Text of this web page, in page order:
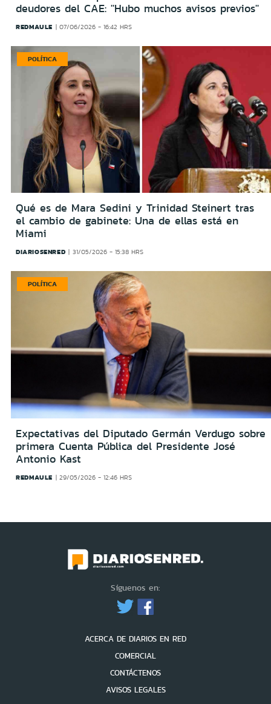
deudores del CAE: ''Hubo muchos avisos previos''
REDMAULE 07/06/2026 - 16:42 HRS
POLÍTICA
Qué es de Mara Sedini y Trinidad Steinert tras
el cambio de gabinete: Una de ellas está en
Miami
DIARIOSENRED 31/05/2026 - 15:38 HRS
POLÍTICA
Expectativas del Diputado Germán Verdugo sobre
primera Cuenta Pública del Presidente José
Antonio Kast
REDMAULE 29/05/2026 - 12:46 HRS
Síguenos en:
ACERCA DE DIARIOS EN RED
COMERCIAL
CONTÁCTENOS
AVISOS LEGALES